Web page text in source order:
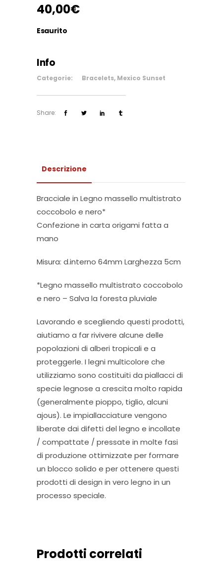
40,00€
Esaurito
Info
Categorie: Bracelets, Mexico Sunset
Share:
Descrizione
Bracciale in Legno massello multistrato
coccobolo e nero*
Confezione in carta origami fatta a
mano
Misura: d.interno 64mm Larghezza 5cm
*Legno massello multistrato coccobolo
e nero – Salva la foresta pluviale
Lavorando e scegliendo questi prodotti,
aiutiamo a far rivivere alcune delle
popolazioni di alberi tropicali e a
proteggerle. I legni multicolore che
utilizziamo sono costituiti da piallacci di
specie legnose a crescita molto rapida
(generalmente pioppo, tiglio, alcuni
ajous). Le impiallacciature vengono
liberate dai difetti del legno e incollate
/ compattate / pressate in molte fasi
di produzione ottimizzate per formare
un blocco solido e per ottenere questi
prodotti di design in vero legno in un
processo speciale.
Prodotti correlati